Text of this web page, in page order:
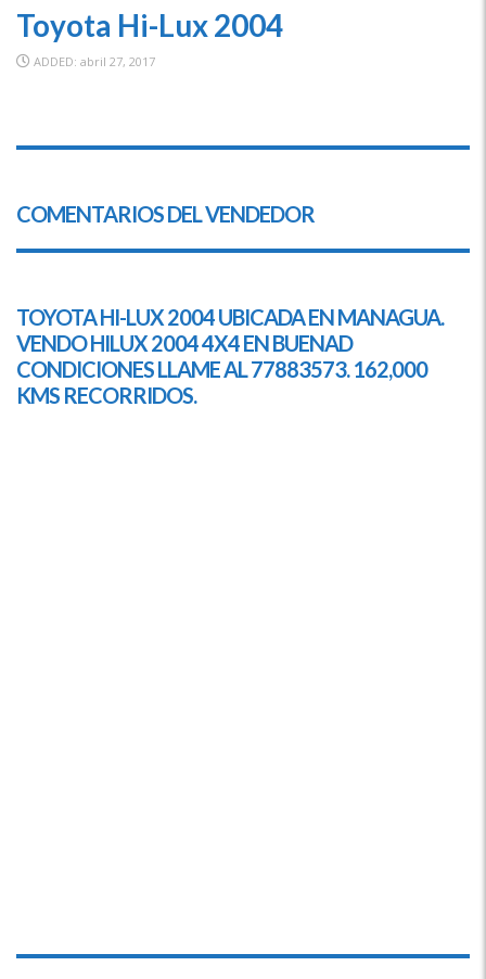
Toyota Hi-Lux 2004
ADDED: abril 27, 2017
COMENTARIOS DEL VENDEDOR
TOYOTA HI-LUX 2004 UBICADA ENMANAGUA.
VENDO HILUX 2004 4X4 EN BUENAD
CONDICIONES LLAME AL 77883573. 162,000
KMS RECORRIDOS.